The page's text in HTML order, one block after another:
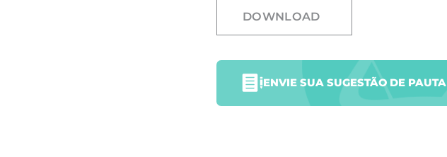
DOWNLOAD
ENVIE SUA SUGESTÃO DE PAUTA